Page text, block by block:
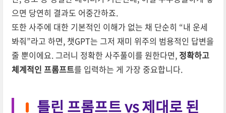
으면 당연히 결과도 어중간하죠.
또한 사주에 대한 기본적인 이해가 없는 채 단순히 “내 운세
봐줘”라고 하면, 챗GPT는 그저 재미 위주의 범용적인 답변을
줄 뿐이에요. 그러니 정확한 사주풀이를 원한다면, 정확하고
체계적인 프롬프트를 입력하는 게 가장 중요합니다.
틀린 프롬프트 vs 제대로 된